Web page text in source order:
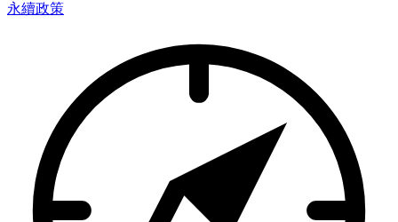
永續政策